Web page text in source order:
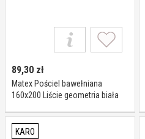
89,30 zł
Matex Pościel bawełniana
160x200 Liście geometria biała
KARO